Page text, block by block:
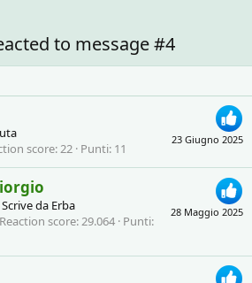
to message #4
23 Giugno 2025
score 22 Punti 11
28 Maggio 2025
Scrive da Erba
Reaction score 29.064 Punti